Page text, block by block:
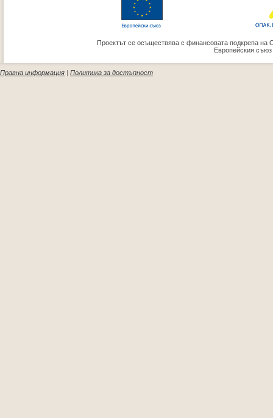
Проектът се осъществява с финансовата подкрепа на
Европейския
Правна информация | Политика за достъпност